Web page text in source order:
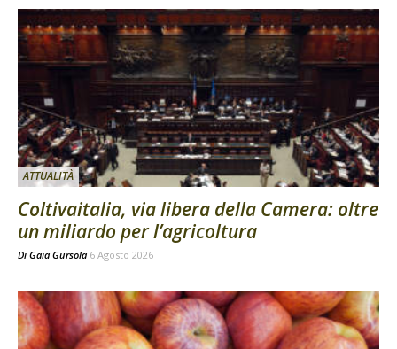
ATTUALITÀ
Coltivaitalia, via libera della Camera: oltre
un miliardo per l’agricoltura
Di Gaia Gursola 6 Agosto 2026